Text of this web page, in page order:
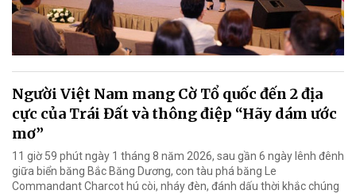
Người Việt Nam mang Cờ Tổ quốc đến 2 địa
cực của Trái Đất và thông điệp “Hãy dám ước
mơ”
11 giờ 59 phút ngày 1 tháng 8 năm 2026, sau gần 6 ngày lênh đênh
giữa biển băng Bắc Băng Dương, con tàu phá băng Le
Commandant Charcot hú còi, nháy đèn, đánh dấu thời khắc chúng